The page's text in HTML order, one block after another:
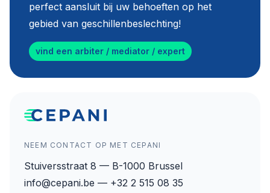
perfect aansluit bij uw behoeften op het
gebied van geschillenbeslechting!
vind een arbiter / mediator / expert
NEEM CONTACT OP MET CEPANI
Stuiversstraat 8 — B-1000 Brussel
info@cepani.be — +32 2 515 08 35